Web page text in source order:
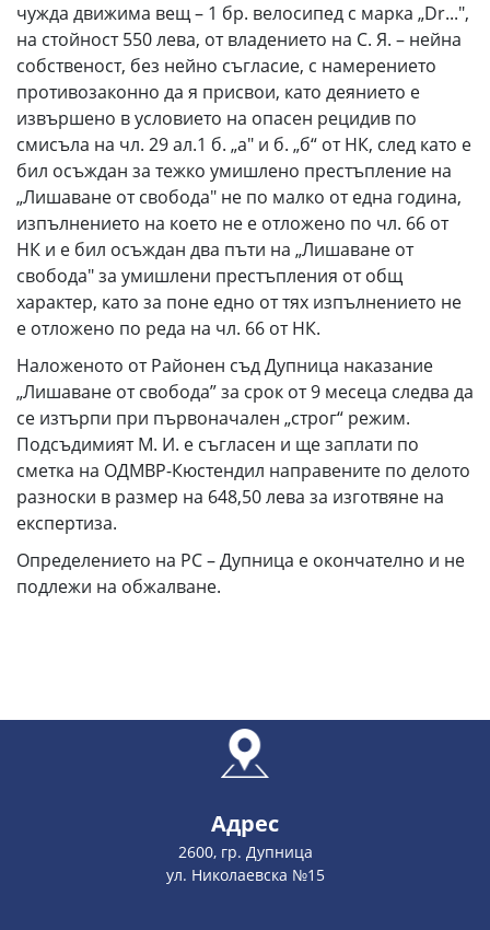
чужда движима вещ – 1 бр. велосипед с марка „Dr...",
на стойност 550 лева, от владението на С. Я. – нейна
собственост, без нейно съгласие, с намерението
противозаконно да я присвои, като деянието е
извършено в условието на опасен рецидив по
смисъла на чл. 29 ал.1 б. „а" и б. „б“ от НК, след като е
бил осъждан за тежко умишлено престъпление на
„Лишаване от свобода" не по малко от една година,
изпълнението на което не е отложено по чл. 66 от
НК и е бил осъждан два пъти на „Лишаване от
свобода" за умишлени престъпления от общ
характер, като за поне едно от тях изпълнението не
е отложено по реда на чл. 66 от НК.
Наложеното от Районен съд Дупница наказание
„Лишаване от свобода” за срок от 9 месеца следва да
се изтърпи при първоначален „строг“ режим.
Подсъдимият М. И. е съгласен и ще заплати по
сметка на ОДМВР-Кюстендил направените по делото
разноски в размер на 648,50 лева за изготвяне на
експертиза.
Определението на РС – Дупница е окончателно и не
подлежи на обжалване.
Адрес
2600, гр. Дупница
ул. Николаевска №15